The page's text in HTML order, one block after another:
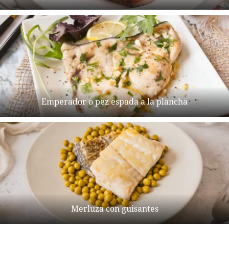
Emperador o pez espada a la plancha
Merluza con guisantes